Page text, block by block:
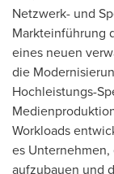
Netzwerk- und
Markteinführung
eines neuen
die
Hochleistungs-
Workloads
es Unternehmen,
aufzubauen und